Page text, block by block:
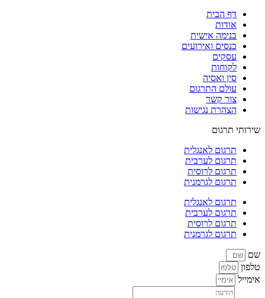
דף הבית
אודות
בנימה אישית
כנסים ואירועים
עסקים
לקוחות
סין ואסיה
עולם התרגום
צור קשר
הצהרת נגישות
שירותי תרגום
תרגום לאנגלית
תרגום לערבית
תרגום לרוסית
תרגום לגרמנית
תרגום לאנגלית
תרגום לערבית
תרגום לרוסית
תרגום לגרמנית
שם
טלפון
אימייל